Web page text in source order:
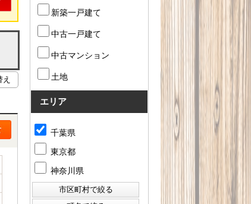
新築一戸建て
中古一戸建て
中古マンション
土地
エリア
千葉県
東京都
神奈川県